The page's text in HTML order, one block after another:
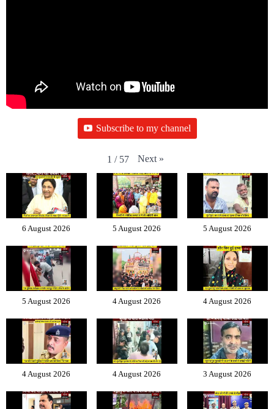
Subscribe to my channel
1 / 57 Next »
6 August 2026 5 August 2026 5 August 2026
5 August 2026 4 August 2026 4 August 2026
4 August 2026 4 August 2026 3 August 2026